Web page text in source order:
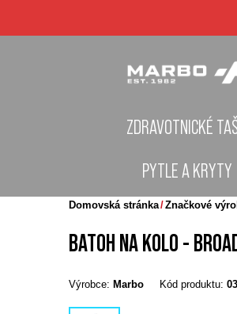
ZDRAVOTNICKÉ
PYTLE A KRYTY
Domovská stránka Značkové
BATOH NA KOLO -
Výrobce: Marbo Kód produktu: